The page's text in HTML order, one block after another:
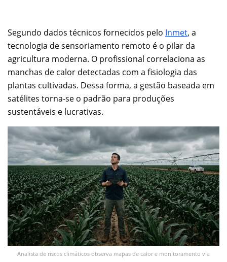
Segundo dados técnicos fornecidos pelo Inmet, a
tecnologia de sensoriamento remoto é o pilar da
agricultura moderna. O profissional correlaciona as
manchas de calor detectadas com a fisiologia das
plantas cultivadas. Dessa forma, a gestão baseada em
satélites torna-se o padrão para produções
sustentáveis e lucrativas.
Analista de riscos climáticos observa mapas de calor e monitoramento via